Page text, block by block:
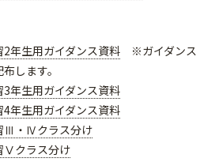
年生用ガイダンス資料 ※ガイダンス
します。
年生用ガイダンス資料
年生用ガイダンス資料
Ⅲ・Ⅳクラス分け
Ⅴクラス分け